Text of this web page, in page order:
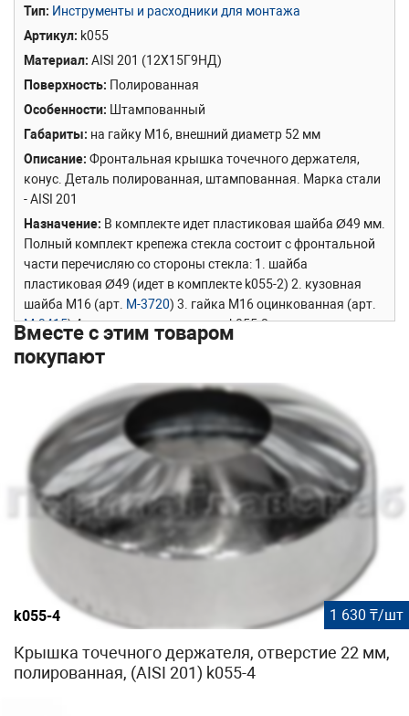
Тип Инструменты и расходники для монтажа
Артикул k055
Материал AISI 201 (12Х15Г9НД)
Поверхность Полированная
Особенности
Штампованный
Габариты на гайку М16, внешний диаметр 52 мм
Описание Фронтальная крышка точечного держателя,
конус. Деталь полированная, штампованная. Марка стали
- AISI 201
Назначение В комплекте идет пластиковая шайба Ø49 мм.
Полный комплект крепежа стекла состоит с фронтальной
части перечисляю со стороны стекла: 1. шайба
пластиковая Ø49 (идет в комплекте k055-2) 2. кузовная
шайба М16 (арт. М-3720) 3. гайка М16 оцинкованная (арт.
М-3415) 4. декоративная крышка k055-2 скрывающая под
собой пластиковую шайбу, кузовную гайку, и гайку М16,
плотно прилегая к стеклу своими гранями. Ничего не
вылезает за кромки крышки. С внутренней части пирог
аналогичен, за исключением декоративной крышки. Там
используется крышкаk055-4 с отверстием 16 мм.
Особенность модели
- мощный, дешевый ,
универсальный.
В нашем каталоге можете найти товар-аналог - k055-4, но
отверстие - 16 мм.
Преимуществоk055 перед k055-4
- цена, он более дешевый.
Сборка и установка Крышка надевается на стандартную
гайку М16 и закрывает торец трубы Ø50.8 мм.
Вместе с этим товаром
покупают
k055-4 1 630 ₸/шт
Крышка точечного держателя, отверстие 22 мм,
полированная, (AISI 201) k055-4